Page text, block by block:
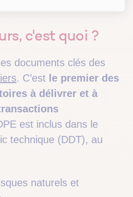
c'est quoi ?
documents clés des
. C’est
le premier des
à délivrer et à
est inclus dans le
technique (DDT), au
naturels et